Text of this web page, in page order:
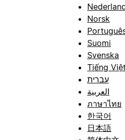
Norsk
Suomi
Svenska
Tiếng Việt
עברית
العربية
ภาษาไทย
한국어
日本語